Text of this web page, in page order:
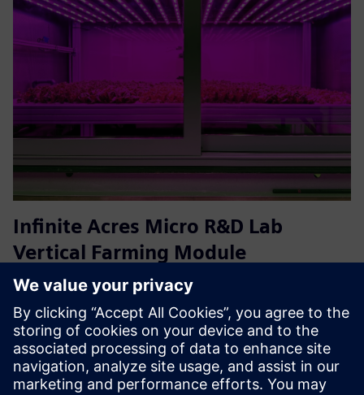
Infinite Acres Micro R&D Lab
Vertical Farming Module
Прискорюйте сільськогосподарські дослідження за
допомогою Mini R&D Module, повністю
контрольованого вертикального
сільськогосподарського агрегату, розробленого
спеціально для точних досліджень та випробувань. Ця
компактна лаборато...